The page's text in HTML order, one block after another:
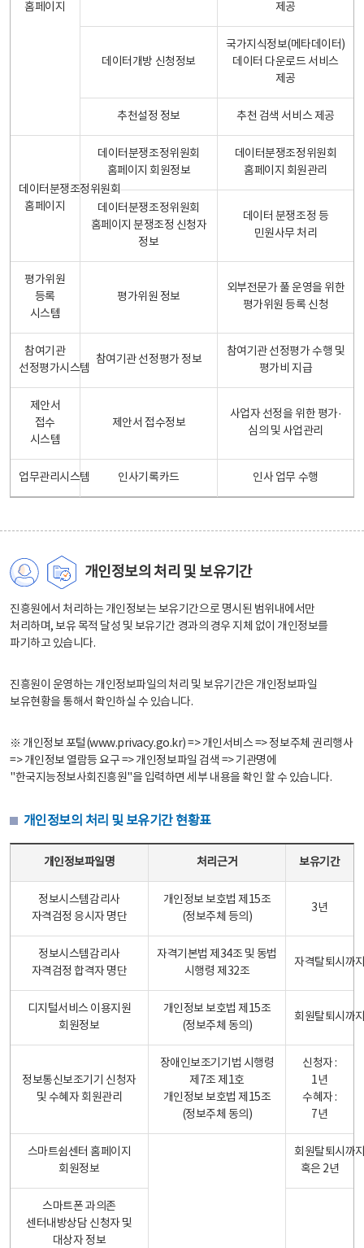
홈페이지
제공
데이터개방 신청정보
국가지식정보(메타데이터)
데이터 다운로드 서비스
제공
추천설정 정보 추천 검색 서비스 제공
데이터분쟁조정위원회
홈페이지
데이터분쟁조정위원회
홈페이지 회원정보
데이터분쟁조정위원회
홈페이지 회원관리
데이터분쟁조정위원회
홈페이지 분쟁조정 신청자
정보
데이터 분쟁조정 등
민원사무 처리
평가위원
등록
시스템
평가위원 정보
외부전문가 풀 운영을 위한
평가위원 등록 신청
참여기관
선정평가시스템
참여기관 선정평가 정보
참여기관 선정평가 수행 및
평가비 지급
제안서
접수
시스템
제안서 접수정보
사업자 선정을 위한 평가·
심의 및 사업관리
업무관리시스템 인사기록카드 인사 업무 수행
개인정보의 처리 및 보유기간
진흥원에서 처리하는 개인정보는 보유기간으로 명시된 범위내에서만
처리하며, 보유 목적 달성 및 보유기간 경과의 경우 지체 없이 개인정보를
파기하고 있습니다.
진흥원이 운영하는 개인정보파일의 처리 및 보유기간은 개인정보파일
보유현황을 통해서 확인하실 수 있습니다.
※ 개인정보 포털(www.privacy.go.kr) => 개인서비스 => 정보주체 권리행사
=> 개인정보 열람등 요구 => 개인정보파일 검색 => 기관명에
"한국지능정보사회진흥원"을 입력하면 세부 내용을 확인 할 수 있습니다.
개인정보의 처리 및 보유기간 현황표
개인정보파일명 처리근거 보유기간
정보시스템감리사
자격검정 응시자 명단
개인정보 보호법 제15조
(정보주체 등의)
3년
정보시스템감리사
자격검정 합격자 명단
자격기본법 제34조 및 동법
시행령 제32조
자격탈퇴시까
디지털서비스 이용지원
회원정보
개인정보 보호법 제15조
(정보주체 동의)
회원탈퇴시까
정보통신보조기기 신청자
및 수혜자 회원관리
장애인보조기기법 시행령
제7조 제1호
개인정보 보호법 제15조
(정보주체 동의)
신청자 :
1년
수혜자 :
7년
스마트쉼센터 홈페이지
회원정보
회원탈퇴시까
혹은 2년
스마트폰 과의존
센터내방상담 신청자 및
대상자 정보